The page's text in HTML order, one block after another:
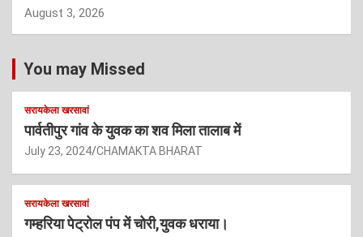
August 3, 2026
You may Missed
सरायकेला खरसावां
पार्वतीपुर गांव के युवक का शव मिला तालाब में
July 23, 2024 CHAMAKTA BHARAT
सरायकेला खरसावां
गम्हरिया पेट्रोल पंप में चोरी,युवक धराया।